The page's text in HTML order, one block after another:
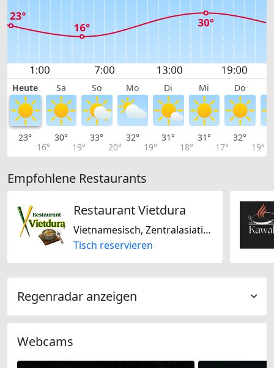
Heute Sa So Mo Di Mi Do
23°
16°
30°
19°
33°
20°
32°
19°
31°
18°
31°
17°
32°
19°
Empfohlene Restaurants
Restaurant Vietdura
Vietnamesisch, Zentralasiatisch, Glutenfrei, Laktosefrei
Tisch reservieren
Regenradar anzeigen
Webcams